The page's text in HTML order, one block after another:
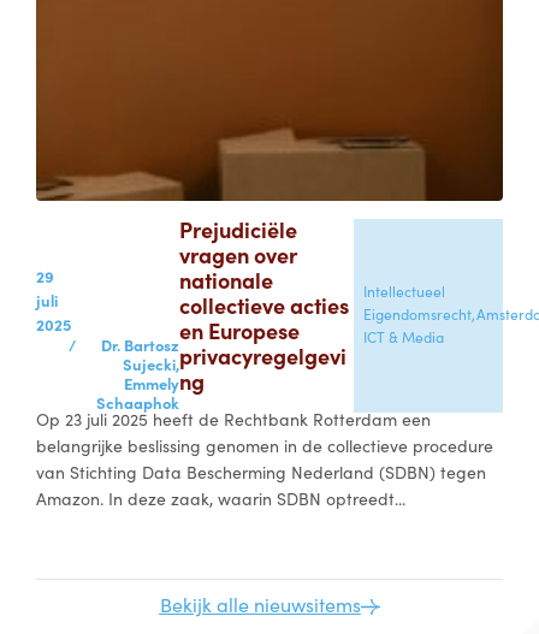
Bekijk alle nieuwsitems
29
juli
2025
/
Dr. Bartosz
Sujecki,
Emmely
Schaaphok
Prejudiciële
vragen over
nationale
collectieve acties
en Europese
privacyregelgevi
ng
Intellectueel
Eigendomsrecht,
ICT & Media
Op 23 juli 2025 heeft de Rechtbank Rotterdam een
belangrijke beslissing genomen in de collectieve procedure
van Stichting Data Bescherming Nederland (SDBN) tegen
Amazon. In deze zaak, waarin SDBN optreedt...